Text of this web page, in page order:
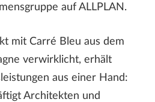
auf ALLPLAN.
mit Carré Bleu aus dem
verwirklicht, erhält
aus einer Hand:
Architekten und